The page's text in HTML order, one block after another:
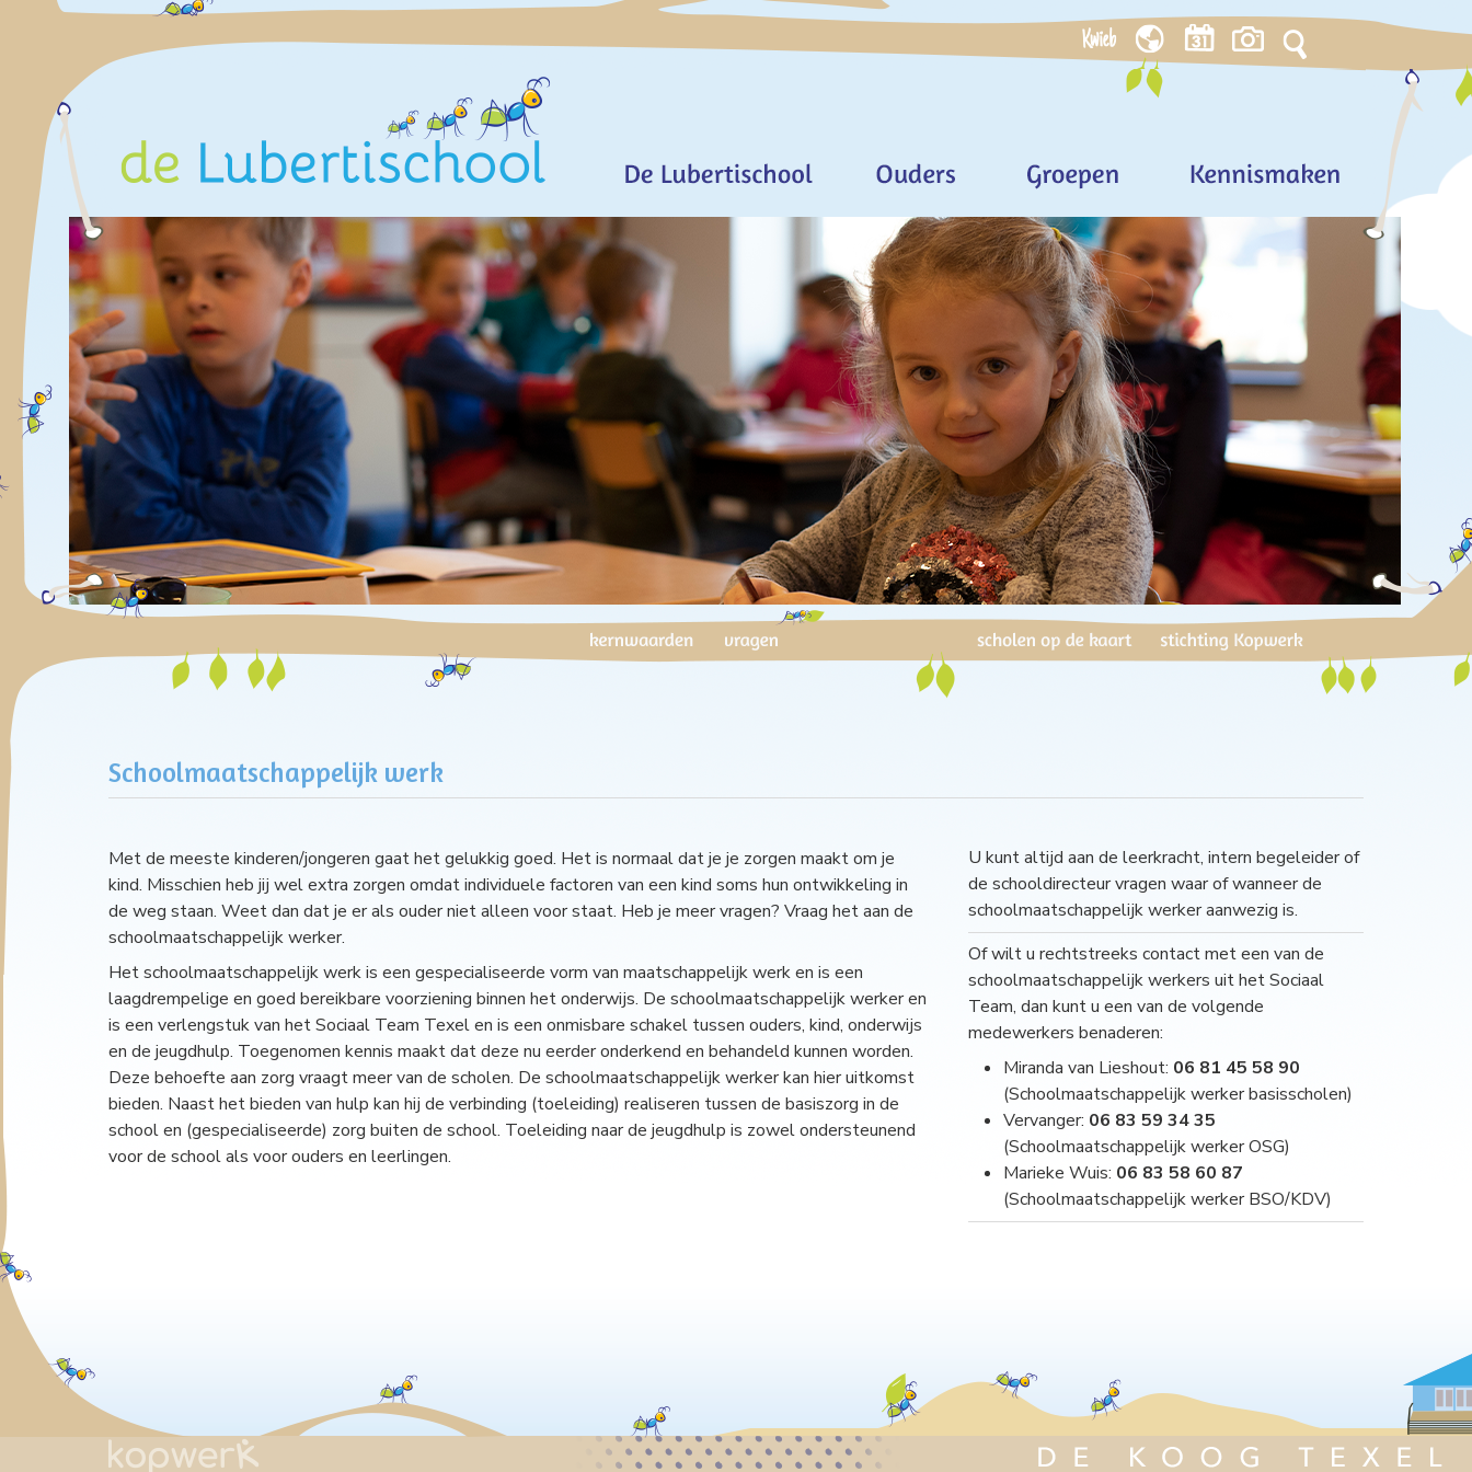
Schoolmaatschappelijk werk
Met de meeste kinderen/jongeren gaat het gelukkig goed. Het is normaal dat je je zorgen maakt om je
kind. Misschien heb jij wel extra zorgen omdat individuele factoren van een kind soms hun ontwikkeling in
de weg staan. Weet dan dat je er als ouder niet alleen voor staat. Heb je meer vragen? Vraag het aan de
schoolmaatschappelijk werker.
Het schoolmaatschappelijk werk is een gespecialiseerde vorm van maatschappelijk werk en is een
laagdrempelige en goed bereikbare voorziening binnen het onderwijs. De schoolmaatschappelijk werker en
is een verlengstuk van het Sociaal Team Texel en is een onmisbare schakel tussen ouders, kind, onderwijs
en de jeugdhulp. Toegenomen kennis maakt dat deze nu eerder onderkend en behandeld kunnen worden.
Deze behoefte aan zorg vraagt meer van de scholen. De schoolmaatschappelijk werker kan hier uitkomst
bieden. Naast het bieden van hulp kan hij de verbinding (toeleiding) realiseren tussen de basiszorg in de
school en (gespecialiseerde) zorg buiten de school. Toeleiding naar de jeugdhulp is zowel ondersteunend
voor de school als voor ouders en leerlingen.
U kunt altijd aan de leerkracht, intern begeleider of
de schooldirecteur vragen waar of wanneer de
schoolmaatschappelijk werker aanwezig is.
Of wilt u rechtstreeks contact met een van de
schoolmaatschappelijk werkers uit het Sociaal
Team, dan kunt u een van de volgende
medewerkers benaderen:
Miranda van Lieshout: 06 81 45 58 90
(Schoolmaatschappelijk werker basisscholen)
Vervanger: 06 83 59 34 35
(Schoolmaatschappelijk werker OSG)
Marieke Wuis: 06 83 58 60 87
(Schoolmaatschappelijk werker BSO/KDV)